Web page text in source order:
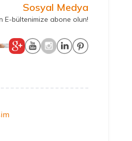
Sosyal Medya
E-bültenimize abone olun!